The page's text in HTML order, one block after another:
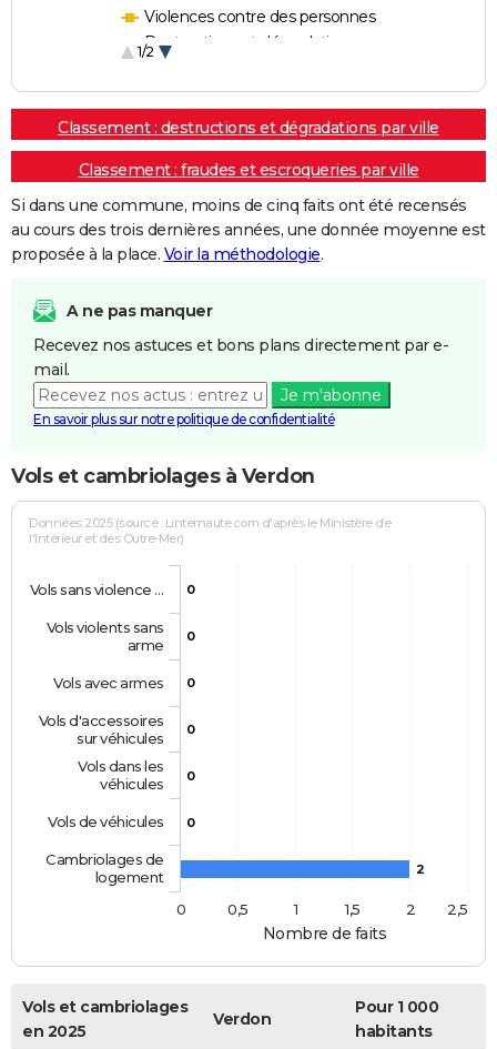
Violences contre des personnes
Destructions et dégradations
1/2
Classement : destructions et dégradations par ville
Classement : fraudes et escroqueries par ville
Si dans une commune, moins de cinq faits ont été recensés
au cours des trois dernières années, une donnée moyenne est
proposée à la place. Voir la méthodologie.
A ne pas manquer
Recevez nos astuces et bons plans directement par e-
mail.
Je m'abonne
En savoir plus sur notre politique de confidentialité
Vols et cambriolages à Verdon
Nombre de faits
Données 2025 (source : Linternaute.com d'après le Ministère de
l'Intérieur et des Outre-Mer)
0
0
0
0
0
0
2
Vols sans violence …
Vols violents sans
arme
Vols avec armes
Vols d'accessoires
sur véhicules
Vols dans les
véhicules
Vols de véhicules
Cambriolages de
logement
0
0,5 1 1,5 2 2,5
Vols et cambriolages
en 2025
Verdon
Pour 1 000
habitants